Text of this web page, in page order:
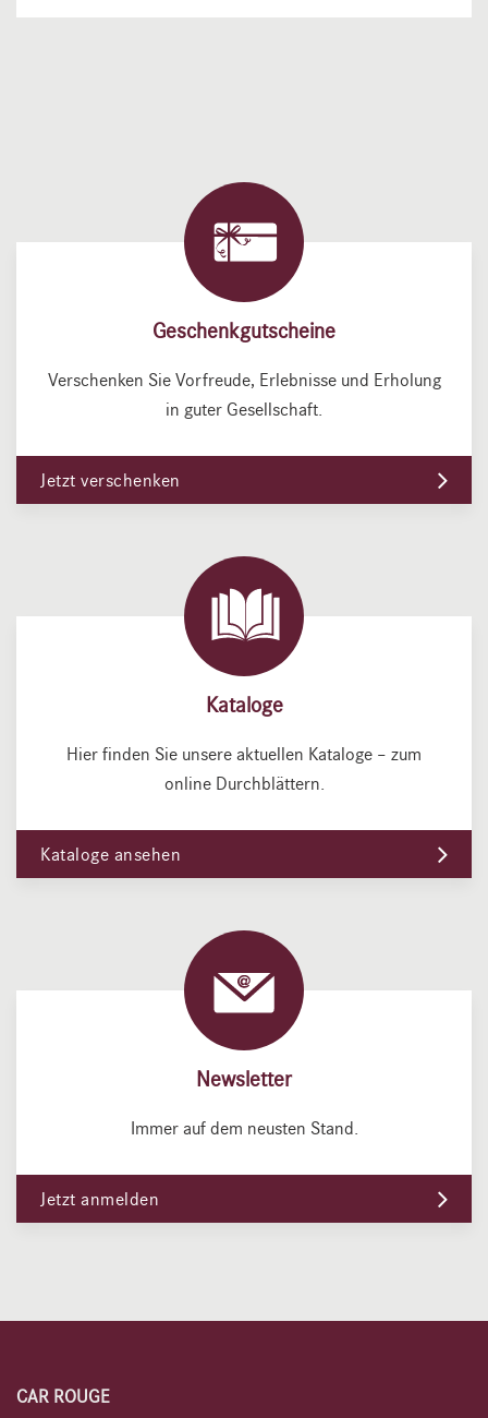
Geschenkgutscheine
Verschenken Sie Vorfreude, Erlebnisse und Erholung
in guter Gesellschaft.
Jetzt verschenken
Kataloge
Hier finden Sie unsere aktuellen Kataloge – zum
online Durchblättern.
Kataloge ansehen
Newsletter
Immer auf dem neusten Stand.
Jetzt anmelden
CAR ROUGE